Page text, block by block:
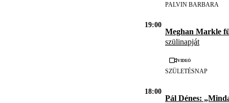
PALVIN BARBARA
19:00
Meghan Markle
szülinapját
Videó
SZÜLETÉSNAP
18:00
Pál Dénes: